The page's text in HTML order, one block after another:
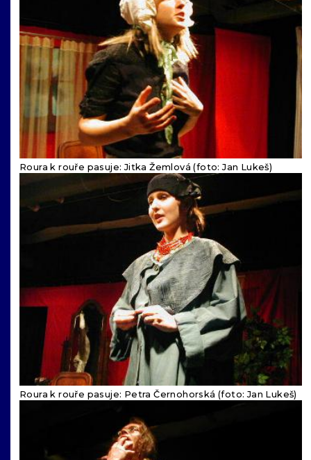
Roura k rouře pasuje: Jitka Žemlová (foto: Jan Lukeš)
Roura k rouře pasuje: Petra Černohorská (foto: Jan Lukeš)